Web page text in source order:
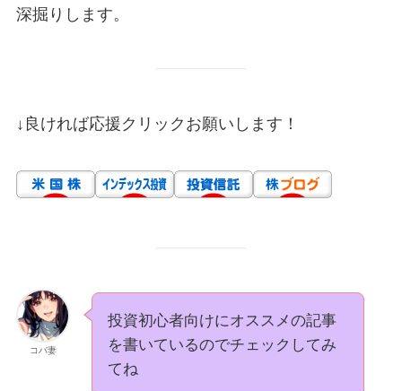
深掘りします。
↓良ければ応援クリックお願いします！
コバ妻
投資初心者向けにオススメの記事
を書いているのでチェックしてみ
てね